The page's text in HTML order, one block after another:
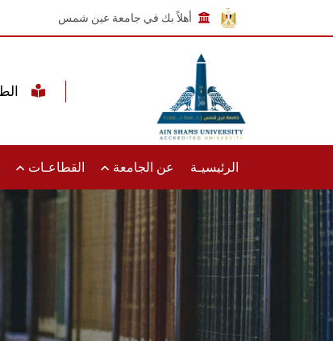
أهلاً بك في جامعة عين شمس
الرئيسيـة عن الجامعة القطاعـات